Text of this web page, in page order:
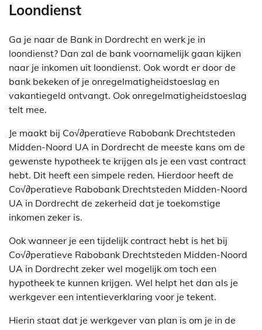
Loondienst
Ga je naar de Bank in Dordrecht en werk je in
loondienst? Dan zal de bank voornamelijk gaan kijken
naar je inkomen uit loondienst. Ook wordt er door de
bank bekeken of je onregelmatigheidstoeslag en
vakantiegeld ontvangt. Ook onregelmatigheidstoeslag
telt mee.
Je maakt bij Co√∂peratieve Rabobank Drechtsteden
Midden-Noord UA in Dordrecht de meeste kans om de
gewenste hypotheek te krijgen als je een vast contract
hebt. Dit heeft een simpele reden. Hierdoor heeft de
Co√∂peratieve Rabobank Drechtsteden Midden-Noord
UA in Dordrecht de zekerheid dat je toekomstige
inkomen zeker is.
Ook wanneer je een tijdelijk contract hebt is het bij
Co√∂peratieve Rabobank Drechtsteden Midden-Noord
UA in Dordrecht zeker wel mogelijk om toch een
hypotheek te kunnen krijgen. Wel helpt het dan als je
werkgever een intentieverklaring voor je tekent.
Hierin staat dat je werkgever van plan is om je in de